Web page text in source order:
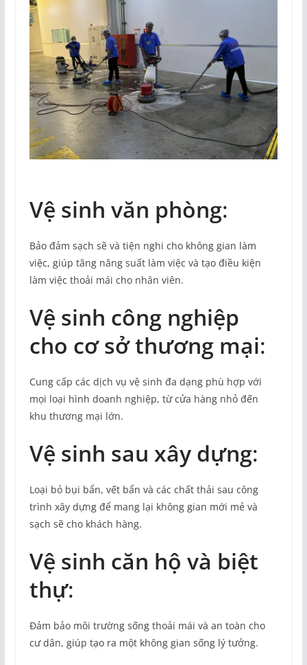
Vệ sinh văn phòng:
Bảo đảm sạch sẽ và tiện nghi cho không gian làm
việc, giúp tăng năng suất làm việc và tạo điều kiện
làm việc thoải mái cho nhân viên.
Vệ sinh công nghiệp
cho cơ sở thương mại:
Cung cấp các dịch vụ vệ sinh đa dạng phù hợp với
mọi loại hình doanh nghiệp, từ cửa hàng nhỏ đến
khu thương mại lớn.
Vệ sinh sau xây dựng:
Loại bỏ bụi bẩn, vết bẩn và các chất thải sau công
trình xây dựng để mang lại không gian mới mẻ và
sạch sẽ cho khách hàng.
Vệ sinh căn hộ và biệt
thự:
Đảm bảo môi trường sống thoải mái và an toàn cho
cư dân, giúp tạo ra một không gian sống lý tưởng.